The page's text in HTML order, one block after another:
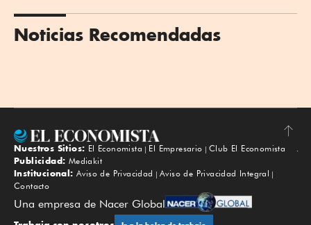
Noticias Recomendadas
Subir
Nuestros Sitios: El Economista El Empresario
Club El Economista
Publicidad: Mediakit
Institucional: Aviso de Privacidad
Aviso de Privacidad Integral
Contacto
Una empresa de Nacer Global